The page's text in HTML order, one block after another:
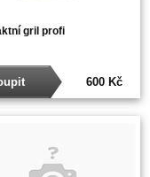
gril profi
600 Kč